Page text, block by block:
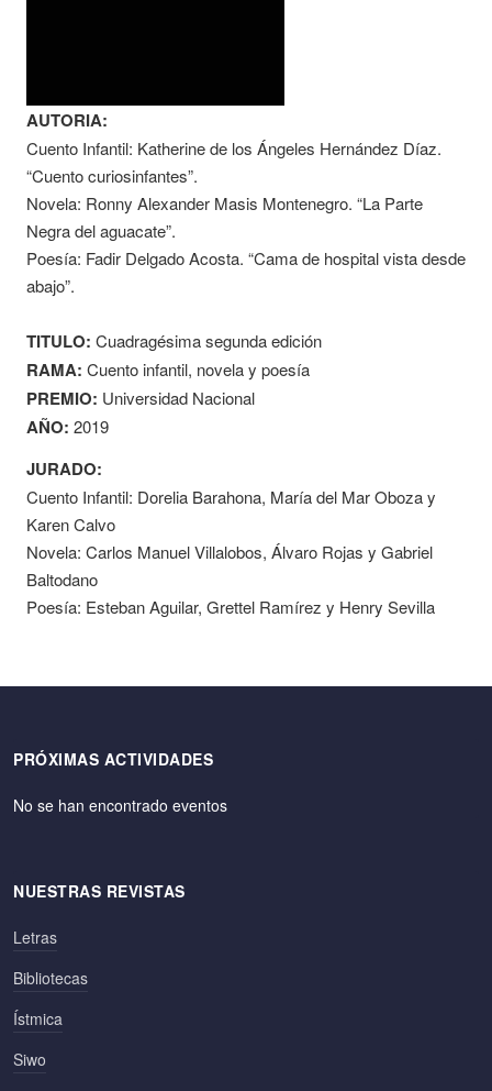
AUTORIA:
Cuento Infantil: Katherine de los Ángeles Hernández Díaz.
“Cuento curiosinfantes”.
Novela: Ronny Alexander Masis Montenegro. “La Parte
Negra del aguacate”.
Poesía: Fadir Delgado Acosta. “Cama de hospital vista desde
abajo”.
TITULO: Cuadragésima segunda edición
RAMA: Cuento infantil, novela y poesía
PREMIO: Universidad Nacional
AÑO: 2019
JURADO:
Cuento Infantil: Dorelia Barahona, María del Mar Oboza y
Karen Calvo
Novela: Carlos Manuel Villalobos, Álvaro Rojas y Gabriel
Baltodano
Poesía: Esteban Aguilar, Grettel Ramírez y Henry Sevilla
PRÓXIMAS ACTIVIDADES
No se han encontrado eventos
NUESTRAS REVISTAS
Letras
Bibliotecas
Ístmica
Siwo